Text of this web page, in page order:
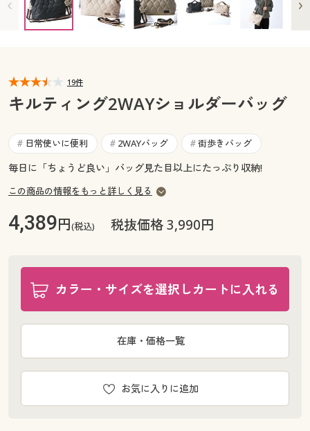
カタログ無料プレゼント
マイページ
お気に入り
サポート
ご利用ガイド
よくある質問とお問い合わせ
会員メニュー
閲覧履歴
サポート
ご利用ガイド
よくある質問とお問い合わせ
19件
キルティング2WAYショルダーバッグ
# 日常使いに便利 # 2WAYバッグ # 街歩きバッグ
毎日に「ちょうど良い」バッグ見た目以上にたっぷり収納!
この商品の情報をもっと詳しく見る
4,389円(税込) 税抜価格 3,990円
カラー・サイズを選択しカートに入れる
お気に入りに追加
在庫・価格一覧